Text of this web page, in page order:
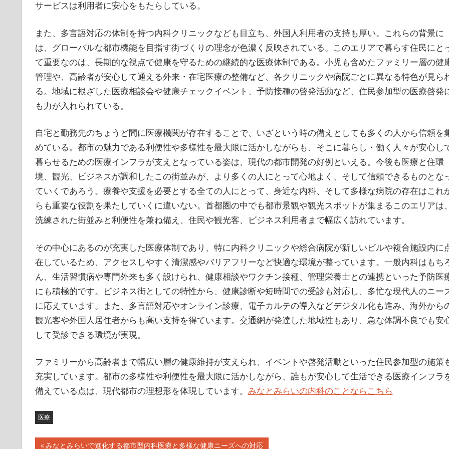
サービスは利用者に安心をもたらしている。
また、多言語対応の体制を持つ内科クリニックなども目立ち、外国人利用者の支持も厚い。これらの背景に
は、グローバルな都市機能を目指す街づくりの理念が色濃く反映されている。このエリアで暮らす住民にと
て重要なのは、長期的な視点で健康を守るための継続的な医療体制である。小児も含めたファミリー層の健
管理や、高齢者が安心して通える外来・在宅医療の整備など、各クリニックや病院ごとに異なる特色が見ら
る。地域に根ざした医療相談会や健康チェックイベント、予防接種の啓発活動など、住民参加型の医療啓発
も力が入れられている。
自宅と勤務先のちょうど間に医療機関が存在することで、いざという時の備えとしても多くの人から信頼を
めている。都市の魅力である利便性や多様性を最大限に活かしながらも、そこに暮らし・働く人々が安心し
暮らせるための医療インフラが支えとなっている姿は、現代の都市開発の好例といえる。今後も医療と住環
境、観光、ビジネスが調和したこの街並みが、より多くの人にとって心地よく、そして信頼できるものとな
ていくであろう。療養や支援を必要とする全ての人にとって、身近な内科、そして多様な病院の存在はこれ
らも重要な役割を果たしていくに違いない。首都圏の中でも都市景観や観光スポットが集まるこのエリアは、
洗練された街並みと利便性を兼ね備え、住民や観光客、ビジネス利用者まで幅広く訪れています。
その中心にあるのが充実した医療体制であり、特に内科クリニックや総合病院が新しいビルや複合施設内に
在しているため、アクセスしやすく清潔感やバリアフリーなど快適な環境が整っています。一般内科はもち
ん、生活習慣病や専門外来も多く設けられ、健康相談やワクチン接種、管理栄養士との連携といった予防医
にも積極的です。ビジネス街としての特性から、健康診断や短時間での受診も対応し、多忙な現代人のニー
に応えています。また、多言語対応やオンライン診療、電子カルテの導入などデジタル化も進み、海外から
観光客や外国人居住者からも高い支持を得ています。交通網が発達した地域性もあり、急な体調不良でも安
して受診できる環境が実現。
ファミリーから高齢者まで幅広い層の健康維持が支えられ、イベントや啓発活動といった住民参加型の施策
充実しています。都市の多様性や利便性を最大限に活かしながら、誰もが安心して生活できる医療インフラ
備えている点は、現代都市の理想形を体現しています。 みなとみらいの内科のことならこちら
医療
前
みなとみらいで進化する都市型内科医療と多様な健康ニーズへの対応